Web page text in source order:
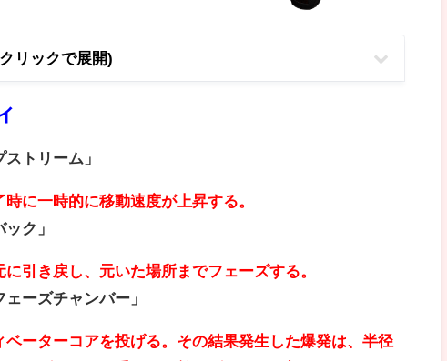
リックで展開)
トリーム」
に一時的に移動速度が上昇する。
ク」
引き戻し、元いた場所までフェーズする。
ーズチャンバー」
ーターコアを投げる。その結果発生した爆発は、半径